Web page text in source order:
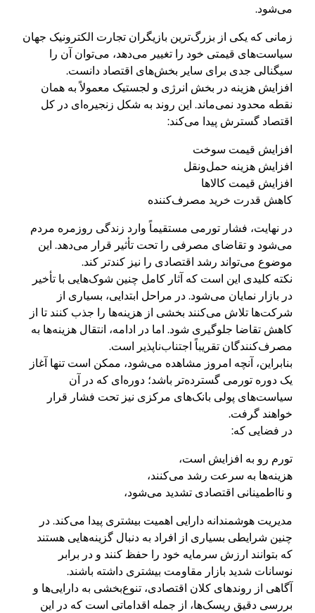
می‌شود.
زمانی که یکی از بزرگ‌ترین بازیگران تجارت الکترونیک جهان
سیاست‌های قیمتی خود را تغییر می‌دهد، می‌توان آن را
سیگنالی جدی برای سایر بخش‌های اقتصاد دانست.
افزایش هزینه در بخش انرژی و لجستیک معمولاً به همان
نقطه محدود نمی‌ماند. این روند به شکل زنجیره‌ای در کل
اقتصاد گسترش پیدا می‌کند:
افزایش قیمت سوخت
افزایش هزینه حمل‌ونقل
افزایش قیمت کالاها
کاهش قدرت خرید مصرف‌کننده
در نهایت، فشار تورمی مستقیماً وارد زندگی روزمره مردم
می‌شود و تقاضای مصرفی را تحت تأثیر قرار می‌دهد. این
موضوع می‌تواند رشد اقتصادی را نیز کندتر کند.
نکته کلیدی این است که آثار کامل چنین شوک‌هایی با تأخیر
در بازار نمایان می‌شود. در مراحل ابتدایی، بسیاری از
شرکت‌ها تلاش می‌کنند بخشی از هزینه‌ها را جذب کنند تا از
کاهش تقاضا جلوگیری شود. اما در ادامه، انتقال هزینه‌ها به
مصرف‌کنندگان تقریباً اجتناب‌ناپذیر است.
بنابراین، آنچه امروز مشاهده می‌شود، ممکن است تنها آغاز
یک دوره تورمی گسترده‌تر باشد؛ دوره‌ای که در آن
سیاست‌های پولی بانک‌های مرکزی نیز تحت فشار قرار
خواهند گرفت.
در فضایی که:
تورم رو به افزایش است،
هزینه‌ها به سرعت رشد می‌کنند،
و نااطمینانی اقتصادی تشدید می‌شود،
مدیریت هوشمندانه دارایی اهمیت بیشتری پیدا می‌کند. در
چنین شرایطی بسیاری از افراد به دنبال گزینه‌هایی هستند
که بتوانند ارزش سرمایه خود را حفظ کنند و در برابر
نوسانات شدید بازار مقاومت بیشتری داشته باشند.
آگاهی از روندهای کلان اقتصادی، تنوع‌بخشی به دارایی‌ها و
بررسی دقیق ریسک‌ها، از جمله اقداماتی است که در این